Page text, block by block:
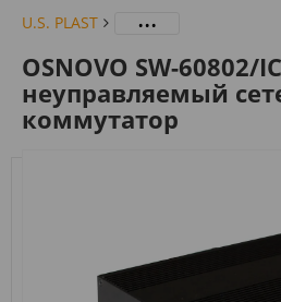
U.S. PLAST ...
OSNOVO SW-60802/IC
неуправляемый
коммутатор